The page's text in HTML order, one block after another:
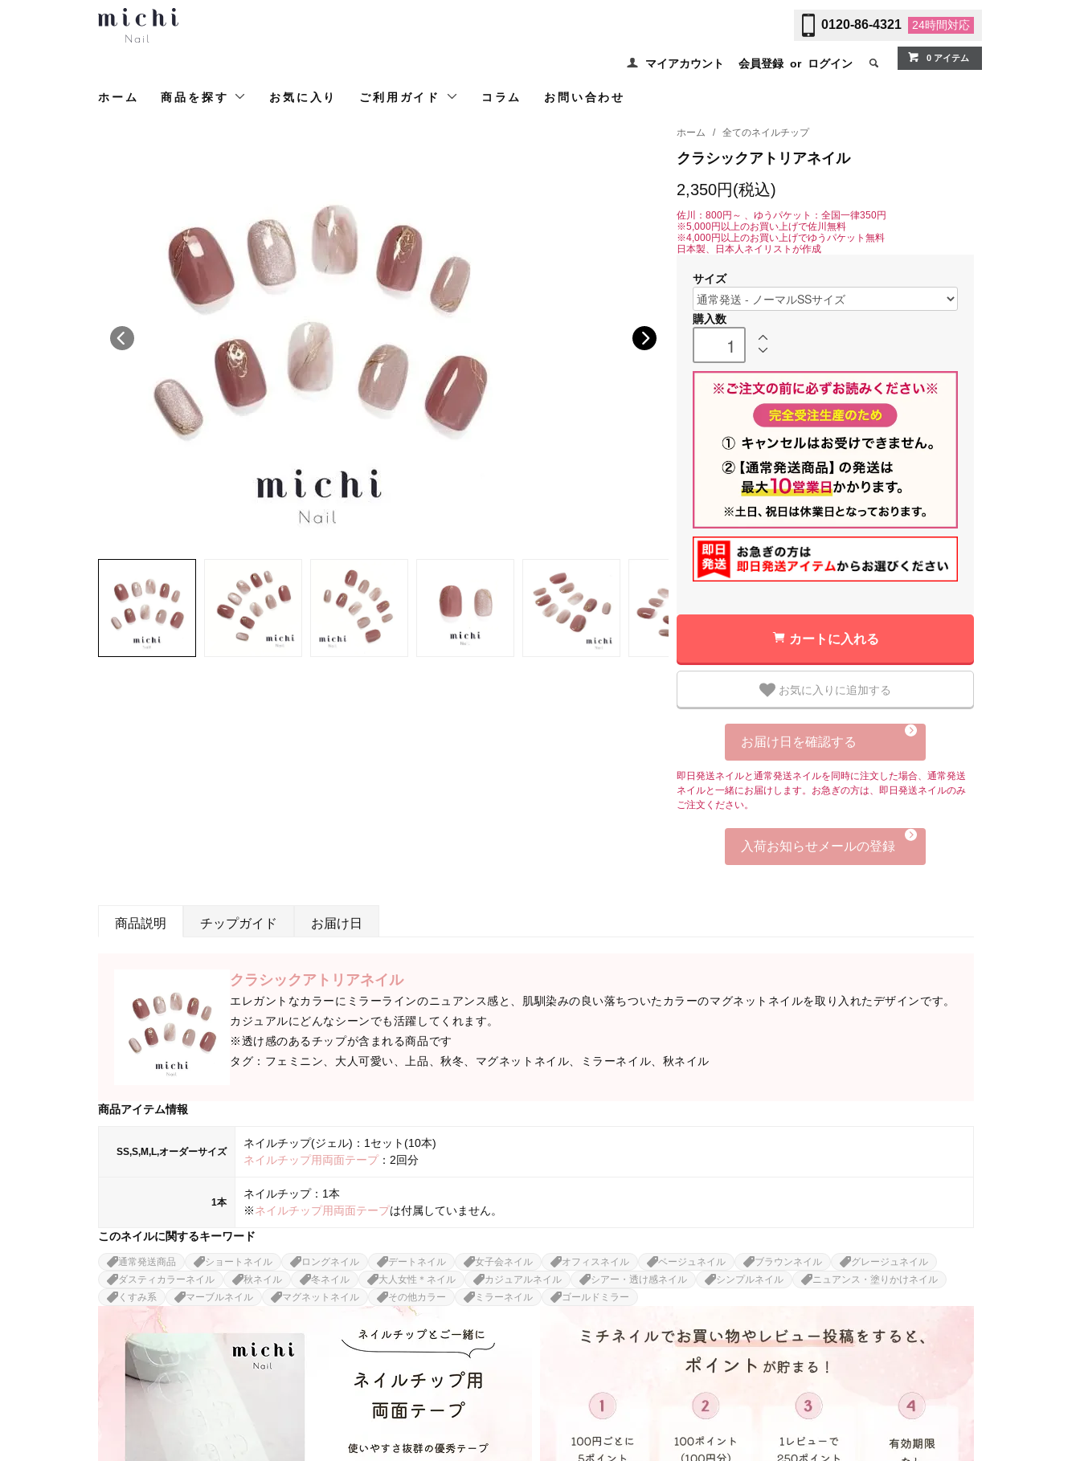
0120-86-4321 24時間対応
マイアカウント 会員登録 or ログイン 0 アイテム
ホーム 商品を探す お気に入り ご利用ガイド コラム お問い合わせ
ホーム / 全てのネイルチップ
クラシックアトリアネイル
2,350円(税込)
佐川：800円～ 、ゆうパケット：全国一律350円
※5,000円以上のお買い上げで佐川無料
※4,000円以上のお買い上げでゆうパケット無料
日本製、日本人ネイリストが作成
サイズ
購入数
カートに入れる
お気に入りに追加する
お届け日を確認する
即日発送ネイルと通常発送ネイルを同時に注文した場合、通常発送
ネイルと一緒にお届けします。お急ぎの方は、即日発送ネイルのみ
ご注文ください。
入荷お知らせメールの登録
商品説明 チップガイド お届け日
クラシックアトリアネイル
エレガントなカラーにミラーラインのニュアンス感と、肌馴染みの良い落ちついたカラーのマグネットネイルを取り入れたデザインです。
カジュアルにどんなシーンでも活躍してくれます。
※透け感のあるチップが含まれる商品です
タグ：フェミニン、大人可愛い、上品、秋冬、マグネットネイル、ミラーネイル、秋ネイル
商品アイテム情報
SS,S,M,L,オーダーサイズ
ネイルチップ(ジェル)：1セット(10本)
ネイルチップ用両面テープ：2回分
1本
ネイルチップ：1本
※ネイルチップ用両面テープは付属していません。
このネイルに関するキーワード
通常発送商品 ショートネイル ロングネイル デートネイル 女子会ネイル オフィスネイル ベージュネイル ブラウンネイル
グレージュネイル
ダスティカラーネイル
秋ネイル 冬ネイル 大人女性＊ネイル カジュアルネイル シアー・透け感ネイル シンプルネイル
ニュアンス・塗りかけネイル
くすみ系
マーブルネイル マグネットネイル その他カラー ミラーネイル ゴールドミラー